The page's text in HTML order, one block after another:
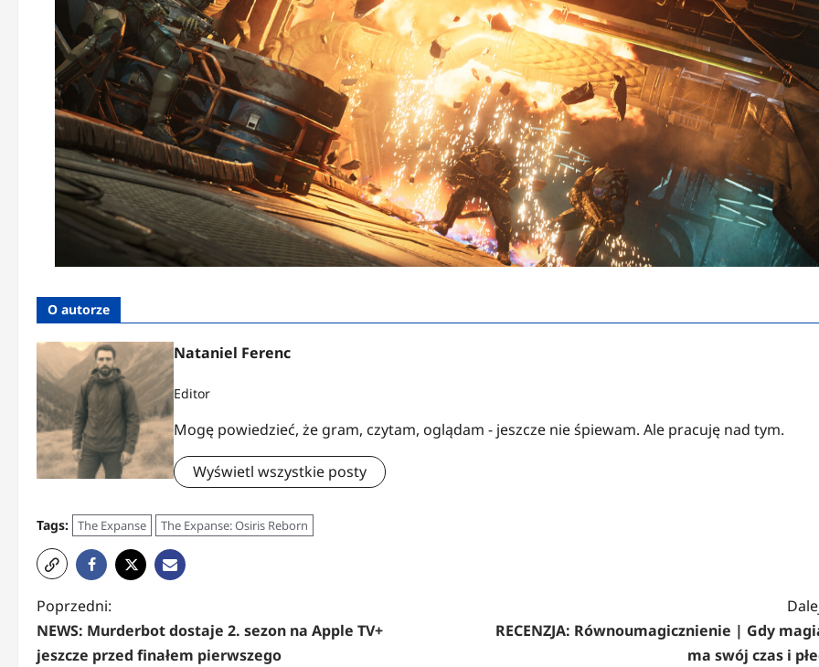
O autorze
Nataniel Ferenc
Editor
Mogę powiedzieć, że gram, czytam, oglądam - jeszcze nie śpiewam. Ale pracuję nad tym.
Wyświetl wszystkie posty
Tags: The Expanse The Expanse: Osiris Reborn
Z
o
Poprzedni:
NEWS: Murderbot dostaje 2. sezon na Apple TV+
jeszcze przed finałem pierwszego
RECENZJA: Równoumagicznienie | Gdy
ma swój czas i